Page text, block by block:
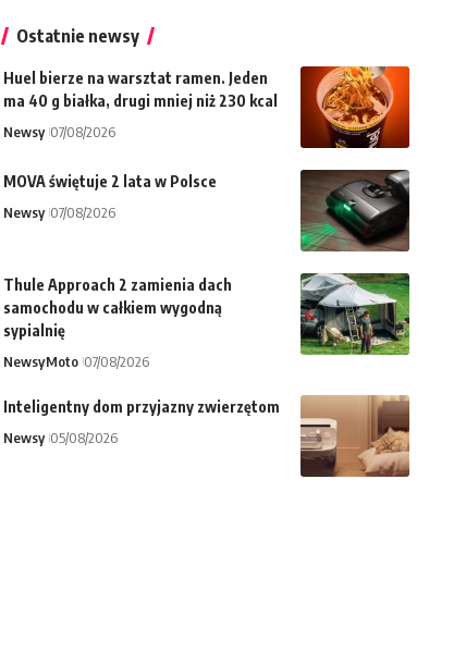
Ostatnie newsy
Huel bierze na warsztat ramen. Jeden
ma 40 g białka, drugi mniej niż 230 kcal
Newsy 07/08/2026
MOVA świętuje 2 lata w Polsce
Newsy 07/08/2026
Thule Approach 2 zamienia dach
samochodu w całkiem wygodną
sypialnię
NewsyMoto 07/08/2026
Inteligentny dom przyjazny zwierzętom
Newsy 05/08/2026